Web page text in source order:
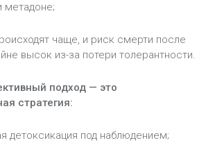
метадоне;
чаще, и риск смерти после
высок из-за потери толерантности.
подход — это
стратегия:
детоксикация под наблюдением;